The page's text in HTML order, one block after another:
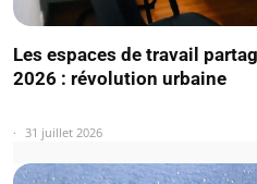
Les espaces de travail
2026 : révolution urbaine
31 juillet 2026